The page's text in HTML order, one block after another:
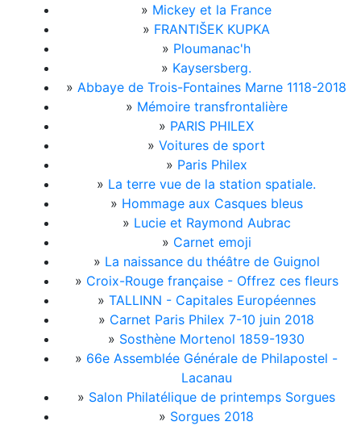
» Mickey et la France
» FRANTIŠEK KUPKA
» Ploumanac'h
» Kaysersberg.
» Abbaye de Trois-Fontaines Marne 1118-2018
» Mémoire transfrontalière
» PARIS PHILEX
» Voitures de sport
» Paris Philex
» La terre vue de la station spatiale.
» Hommage aux Casques bleus
» Lucie et Raymond Aubrac
» Carnet emoji
» La naissance du théâtre de Guignol
» Croix-Rouge française - Offrez ces fleurs
» TALLINN - Capitales Européennes
» Carnet Paris Philex 7-10 juin 2018
» Sosthène Mortenol 1859-1930
» 66e Assemblée Générale de Philapostel -
Lacanau
» Salon Philatélique de printemps Sorgues
» Sorgues 2018